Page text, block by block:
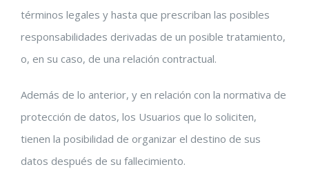
términos legales y hasta que prescriban las posibles
responsabilidades derivadas de un posible tratamiento,
o, en su caso, de una relación contractual.
Además de lo anterior, y en relación con la normativa de
protección de datos, los Usuarios que lo soliciten,
tienen la posibilidad de organizar el destino de sus
datos después de su fallecimiento.